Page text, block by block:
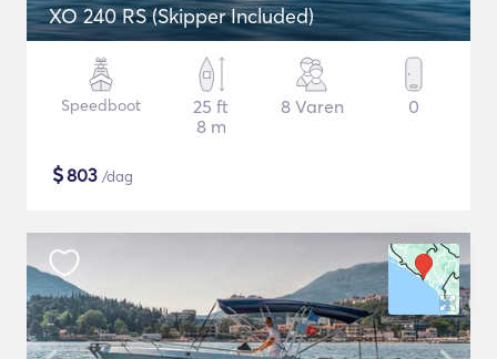
XO 240 RS (Skipper Included)
Speedboot
25 ft
8 m
8 Varen 0
$803 /dag